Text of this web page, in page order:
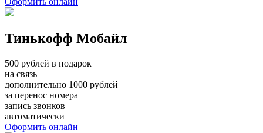
Тинькофф Мобайл
500 рублей в подарок
на связь
дополнительно 1000 рублей
за перенос номера
запись звонков
автоматически
Оформить онлайн